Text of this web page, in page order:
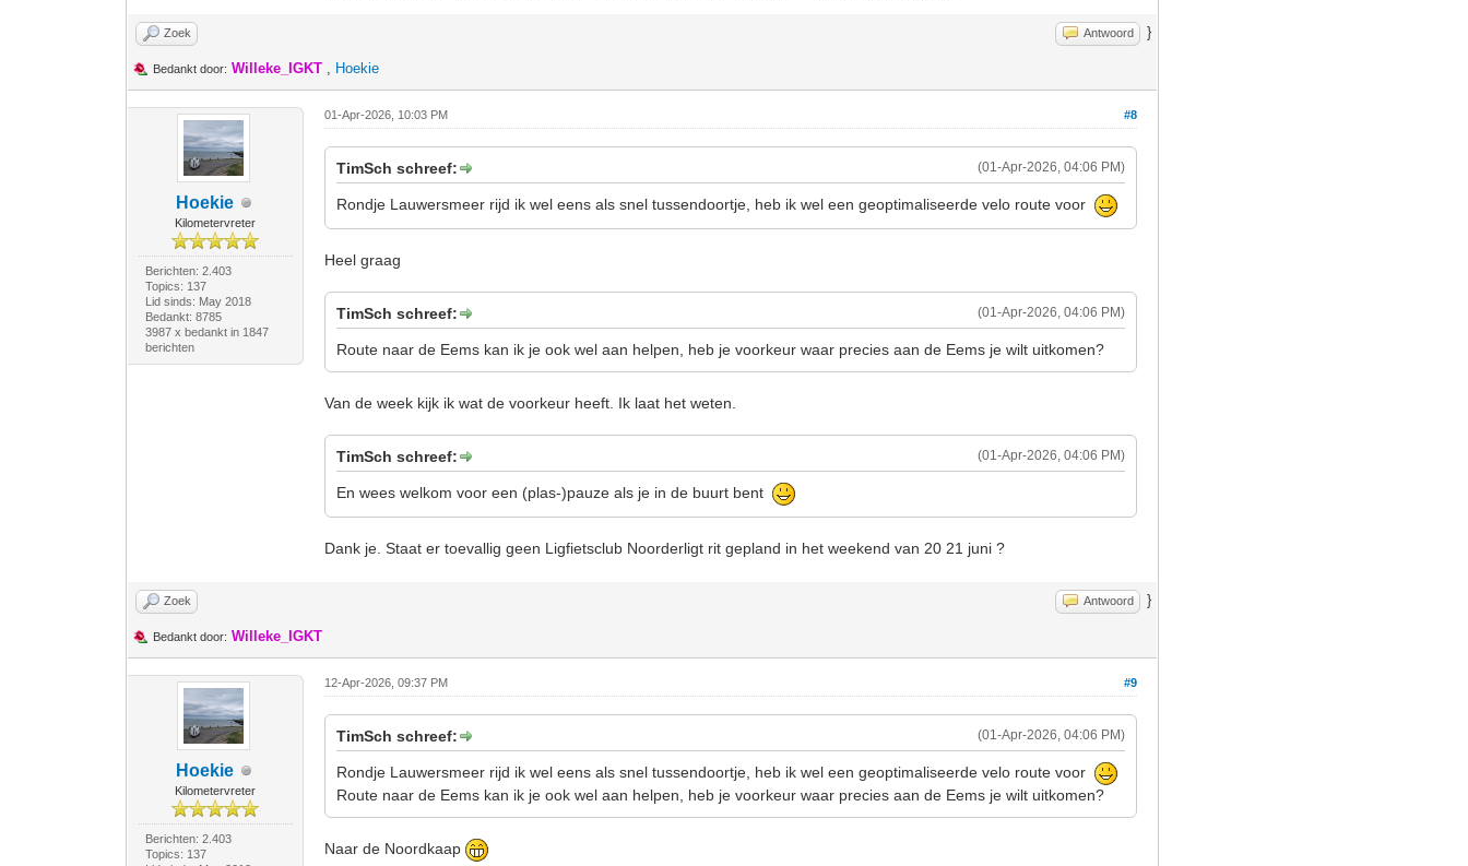
Zoek Antwoord }
Bedankt door: Willeke_IGKT , Hoekie
Hoekie
Kilometervreter
Berichten: 2.403
Topics: 137
Lid sinds: May 2018
Bedankt: 8785
3987 x bedankt in 1847
berichten
#8
01-Apr-2026, 10:03 PM
(01-Apr-2026, 04:06 PM)
TimSch schreef:
Rondje Lauwersmeer rijd ik wel eens als snel tussendoortje, heb ik wel een geoptimaliseerde velo route voor
Heel graag
(01-Apr-2026, 04:06 PM)
TimSch schreef:
Route naar de Eems kan ik je ook wel aan helpen, heb je voorkeur waar precies aan de Eems je wilt uitkomen?
Van de week kijk ik wat de voorkeur heeft. Ik laat het weten.
(01-Apr-2026, 04:06 PM)
TimSch schreef:
En wees welkom voor een (plas-)pauze als je in de buurt bent
Dank je. Staat er toevallig geen Ligfietsclub Noorderligt rit gepland in het weekend van 20 21 juni ?
Zoek Antwoord }
Bedankt door: Willeke_IGKT
Hoekie
Kilometervreter
Berichten: 2.403
Topics: 137
#9
12-Apr-2026, 09:37 PM
(01-Apr-2026, 04:06 PM)
TimSch schreef:
Rondje Lauwersmeer rijd ik wel eens als snel tussendoortje, heb ik wel een geoptimaliseerde velo route voor
Route naar de Eems kan ik je ook wel aan helpen, heb je voorkeur waar precies aan de Eems je wilt uitkomen?
Naar de Noordkaap